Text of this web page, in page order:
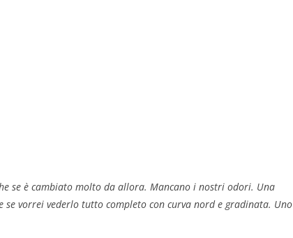
se è cambiato molto da allora. Mancano i nostri odori. Una
vorrei vederlo tutto completo con curva nord e gradinata. Uno